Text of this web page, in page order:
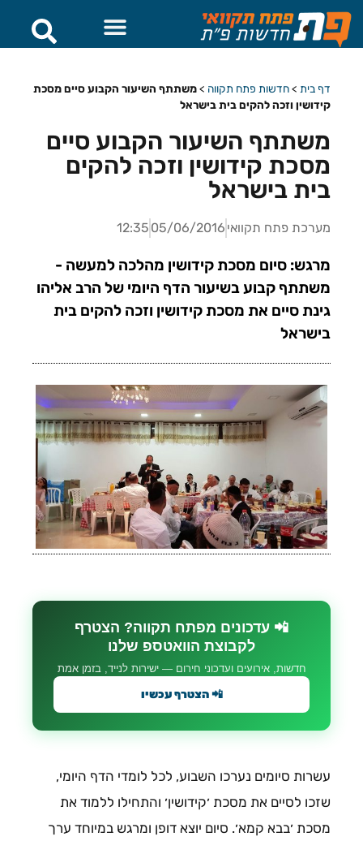
דף בית >חדשות פתח תקווה >משתתף השיעור הקבוע סיים מסכת
קידושין וזכה להקים בית בישראל
משתתף השיעור הקבוע סיים
מסכת קידושין וזכה להקים
בית בישראל
מערכת פתח תקוואי 05/06/2016
12:35
מרגש: סיום מסכת קידושין מהלכה למעשה -
משתתף קבוע בשיעור הדף היומי של הרב אליהו
גינת סיים את מסכת קידושין וזכה להקים בית
בישראל
📲 עדכונים מפתח תקווה? הצטרף
לקבוצת הוואטספ שלנו
חדשות, אירועים ועדכוני חירום — ישירות לנייד, בזמן אמת
📲 הצטרף עכשיו
עשרות סיומים נערכו השבוע, לכל לומדי הדף היומי,
שזכו לסיים את מסכת ׳קידושין׳ והתחילו ללמוד את
מסכת ׳בבא קמא׳. סיום יוצא דופן ומרגש במיוחד ערך